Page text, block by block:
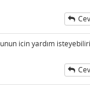
icin yardım